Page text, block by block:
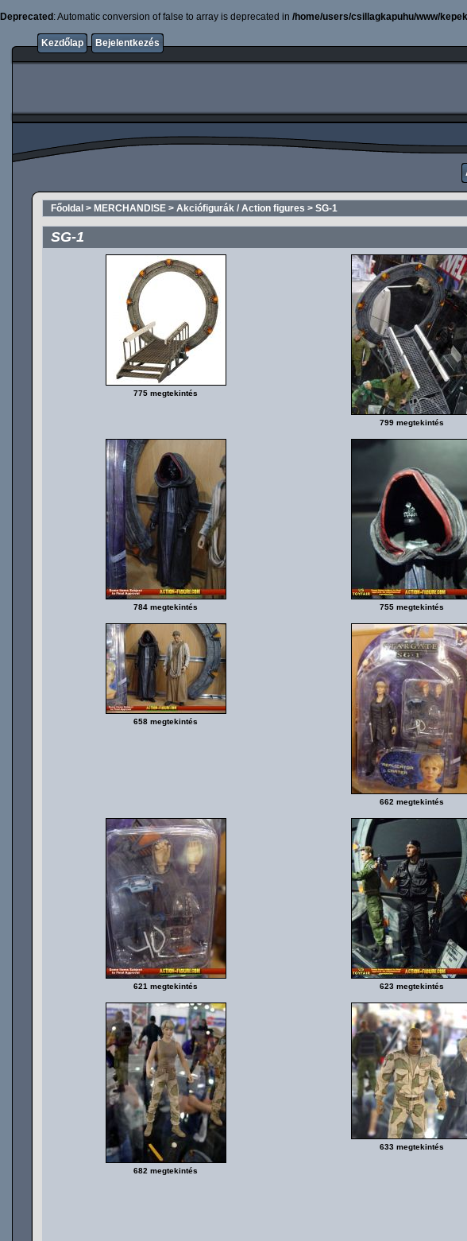
Deprecated : Automatic conversion of false to array is deprecated in /home/users/csillagkapuhu/www/
Kezdőlap Bejelentkezés
Főoldal > MERCHANDISE > Akciófigurák / Action figures > SG-1
SG-1
775 megtekintés
799 megtekintés
784 megtekintés 755 megtekintés
658 megtekintés
662 megtekintés
621 megtekintés 623 megtekintés
682 megtekintés
633 megtekintés